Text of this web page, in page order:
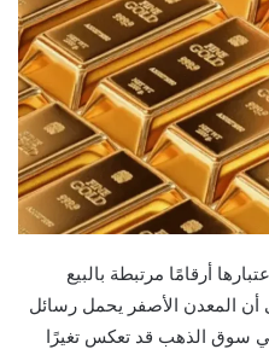
أرقامًا مرتبطة بالبيع
أن المعدن الأصفر يحمل رسائل
سوق الذهب قد تعكس تغيرًا